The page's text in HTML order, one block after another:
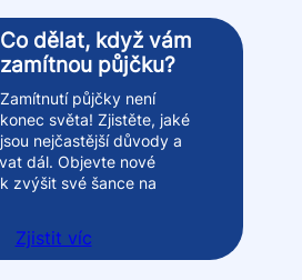
Co dělat, když vám
zamítnou půjčku?
Zamítnutí půjčky není
konec světa! Zjistěte, jaké
jsou nejčastější důvody a
dál. Objevte nové
zvýšit své šance na
Zjistit víc